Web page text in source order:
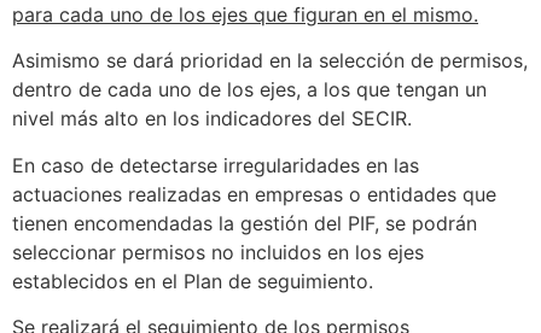
para cada uno de los ejes que figuran en el mismo.
Asimismo se dará prioridad en la selección de permisos,
dentro de cada uno de los ejes, a los que tengan un
nivel más alto en los indicadores del SECIR.
En caso de detectarse irregularidades en las
actuaciones realizadas en empresas o entidades que
tienen encomendadas la gestión del PIF, se podrán
seleccionar permisos no incluidos en los ejes
establecidos en el Plan de seguimiento.
Se realizará el seguimiento de los permisos